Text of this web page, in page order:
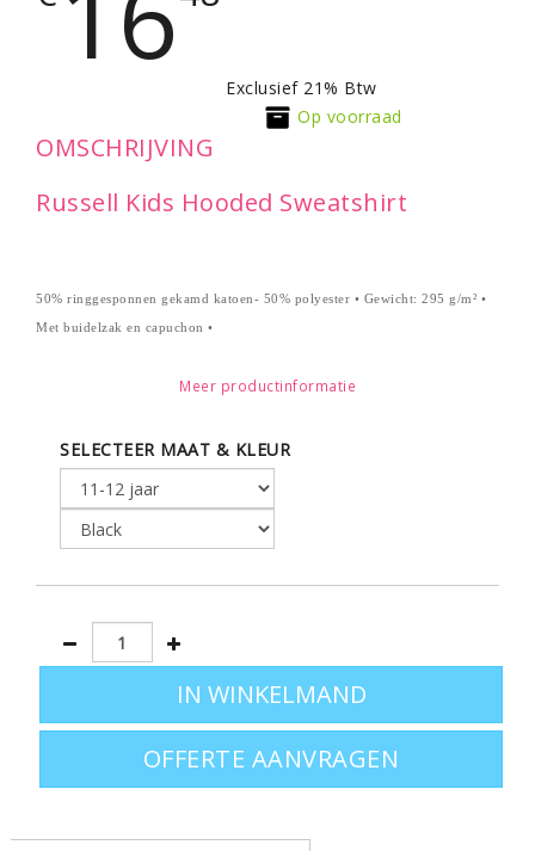
Exclusief 21% Btw
Op voorraad
OMSCHRIJVING
Russell Kids Hooded Sweatshirt
50% ringgesponnen gekamd katoen- 50% polyester • Gewicht: 295 g/m² •
Met buidelzak en capuchon •
10 jaar - 11-12 jaar
Verder kijken? Terug naar hoofdoverzicht:hoodies
Meer productinformatie
SELECTEER MAAT & KLEUR
OFFERTE AANVRAGEN